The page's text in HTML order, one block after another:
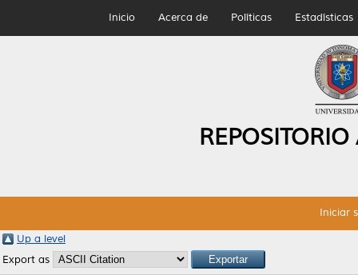
Inicio Acerca de Políticas Estadísticas
Iniciar
Up a level
Export as